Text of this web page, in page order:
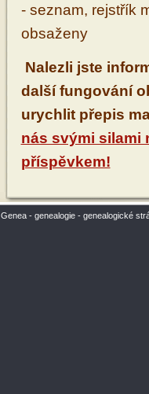
- seznam, rejstřík
obsaženy
Nalezli jste
další fungování
urychlit přepis
nás svými silami
příspěvkem!
Genea - genealogie - genealogické